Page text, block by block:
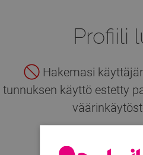
Profiili
Hakemasi
tunnuksen käyttö estetty